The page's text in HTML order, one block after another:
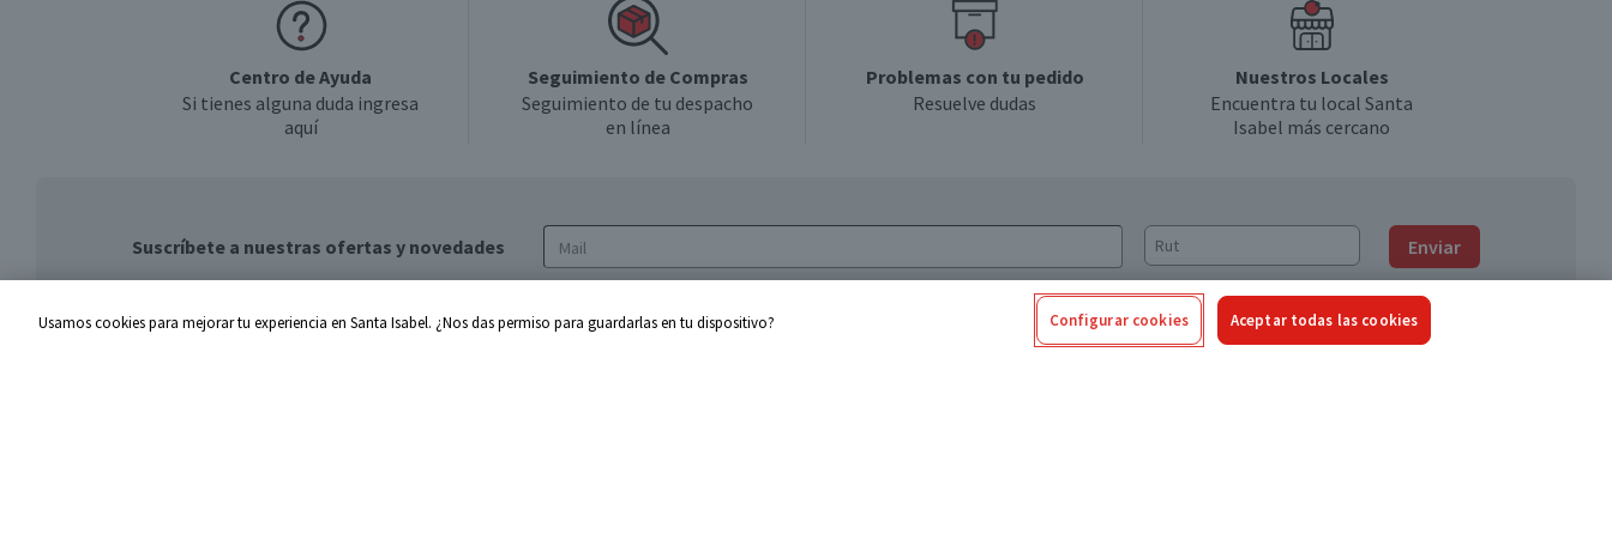
Centro de Ayuda
Si tienes alguna duda ingresa
aquí
Seguimiento de Compras
Seguimiento de tu despacho
en línea
Problemas con tu pedido
Resuelve dudas
Nuestros Locales
Encuentra tu local Santa
Isabel más cercano
Suscríbete a nuestras ofertas y novedades Enviar
de privacidad y de tratamiento de datos
Usamos cookies para mejorar tu experiencia en Santa Isabel. ¿Nos das permiso para guardarlas en tu dispositivo? Configurar cookies Aceptar todas las cookies